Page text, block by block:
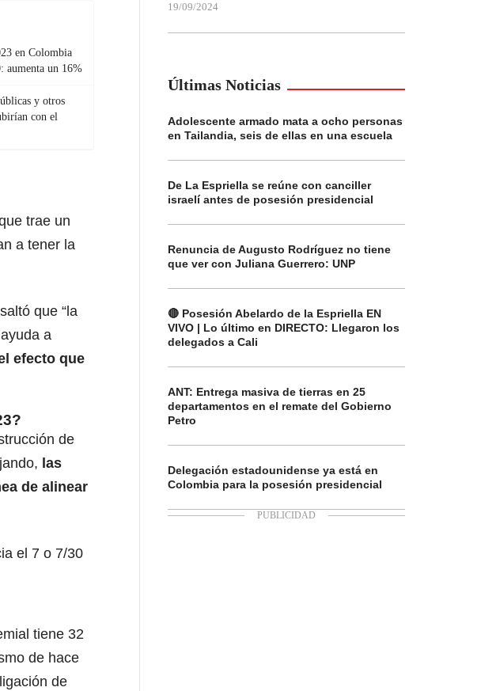
en Colombia
aumenta un 16%
y otros
con el
trae un
a tener la
que “la
a
efecto que
de
las
de alinear
el 7 o 7/30
tiene 32
de hace
de
19/09/2024
Últimas Noticias
Adolescente armado mata a ocho personas
en Tailandia, seis de ellas en una escuela
De La Espriella se reúne con canciller
israelí antes de posesión presidencial
Renuncia de Augusto Rodríguez no tiene
que ver con Juliana Guerrero: UNP
🔴 Posesión Abelardo de la Espriella EN
VIVO | Lo último en DIRECTO: Llegaron los
delegados a Cali
ANT: Entrega masiva de tierras en 25
departamentos en el remate del Gobierno
Petro
Delegación estadounidense ya está en
Colombia para la posesión presidencial